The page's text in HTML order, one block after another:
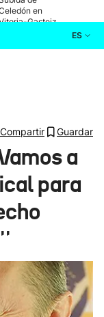
en
Gasteiz
ES
Compartir Guardar
a
para